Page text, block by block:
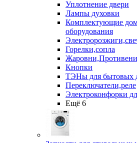
Уплотнение двери
Лампы духовки
Комплектующие
оборудования
Горелки,сопла
Кнопки
ТЭНы для бытовых
Переключатели,реле
Электроконфорки
Ещё 6